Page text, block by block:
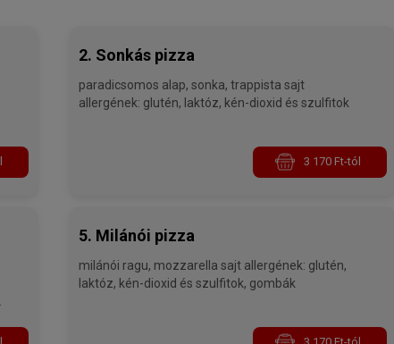
2. Sonkás pizza
paradicsomos alap, sonka, trappista sajt
allergének: glutén, laktóz, kén-dioxid és szulfitok
3 170 Ft-tól
5. Milánói pizza
milánói ragu, mozzarella sajt allergének: glutén,
laktóz, kén-dioxid és szulfitok, gombák